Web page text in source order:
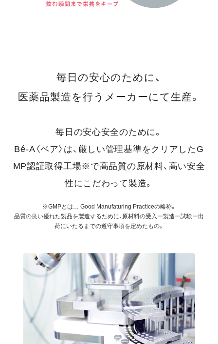
毎日の安心のために、
医薬品製造を行うメーカーにて生産。
毎日の安心安全のために。
Bé-A〈ベア〉は、厳しい管理基準をクリアしたG
MP認証取得工場※で高品質の原材料、高い安全
性にこだわって製造。
※GMPとは… Good Manufaturing Practiceの略称。
品質の良い優れた製品を製造するために、原材料の受入ー製造ー試験ー出
荷にいたるまでの遵守事項を定めたもの。